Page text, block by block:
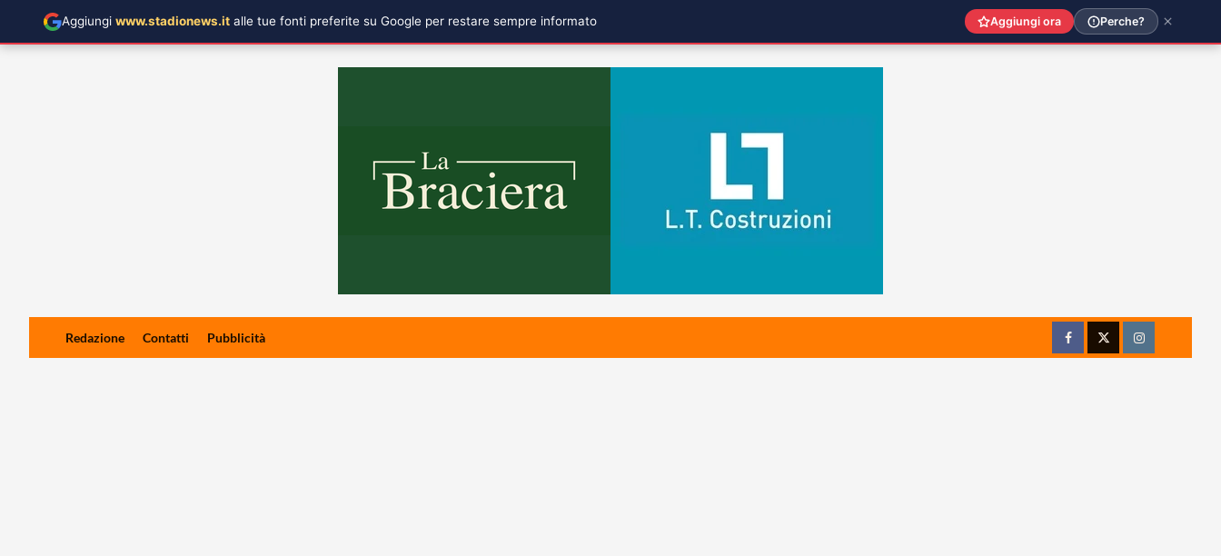
Redazione Contatti Pubblicità
FacebookTwitterInstagram
Aggiungi www.stadionews.it alle tue fonti preferite su Google per restare sempre informato Aggiungi ora Perche?